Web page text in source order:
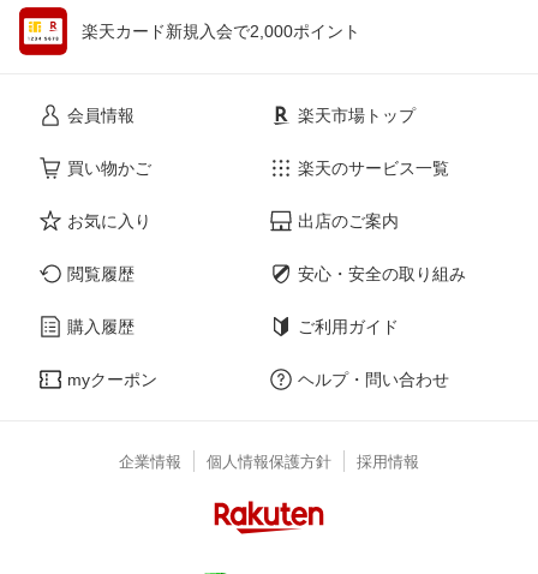
楽天カード新規入会で2,000ポイント
会員情報
買い物かご
お気に入り
閲覧履歴
購入履歴
myクーポン
楽天市場トップ
楽天のサービス一覧
出店のご案内
安心・安全の取り組み
ご利用ガイド
ヘルプ・問い合わせ
企業情報 個人情報保護方針 採用情報